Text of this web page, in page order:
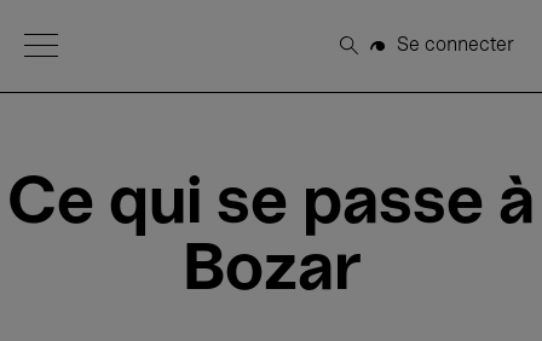
Open Menu
Rechercher
Se connecter
Ce qui se passe à
Bozar